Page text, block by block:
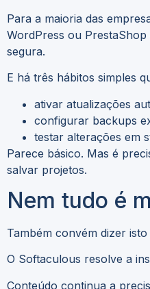
Para a maioria das
WordPress ou
segura.
E há três hábitos simples
ativar atualizações
configurar backups
testar alterações em
Parece básico. Mas é
salvar projetos.
Nem tudo é
Também convém dizer
O Softaculous resolve a
Conteúdo continua a